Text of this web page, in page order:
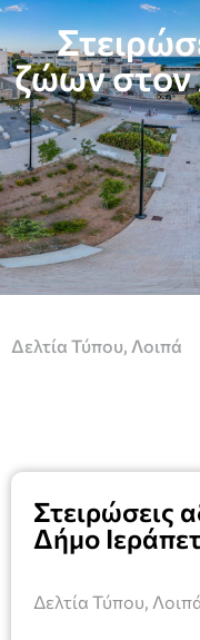
ζώων στον
Δελτία Τύπου Λοιπά
Στειρώσεις
Δήμο
Δελτία Τύπου